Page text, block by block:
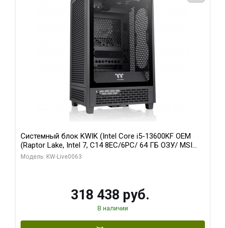
Системный блок KWIK (Intel Core i5-13600KF OEM
(Raptor Lake, Intel 7, C14 8EC/6PC/ 64 ГБ ОЗУ/ MSI
RTX5080 VENTUS 3X OC 16GB GDDR7 256bit 3xDP
Модель: KW-Live0063
318 438 руб.
В наличии